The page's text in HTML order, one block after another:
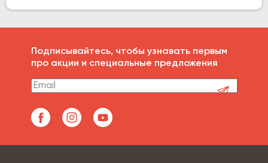
Подписывайтесь, чтобы узнавать первым
про акции и специальные предложения